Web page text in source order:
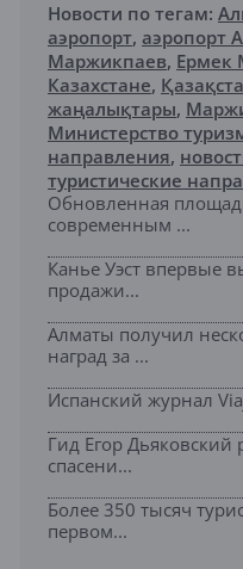
Новости по тегам:
аэропорт, аэропорт
Маржикпаев, Ермек
Казахстане,
жаңалықтары,
Министерство
направления,
туристические
Обновленная
современным ...
Канье Уэст впервые
продажи...
Алматы получил
наград за ...
Испанский журнал
Гид Егор Дьяковский
спасени...
Более 350 тысяч
первом...